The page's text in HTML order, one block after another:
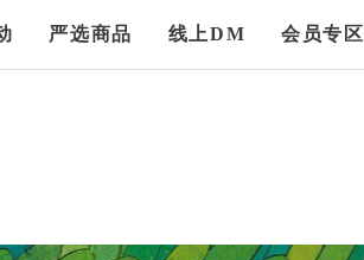
严选商品 线上DM 会员专区